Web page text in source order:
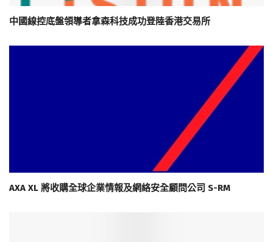
中國線控底盤領導者拿森科技成功登陸香港交易所
AXA XL 將收購全球企業情報及網絡安全顧問公司 S-RM